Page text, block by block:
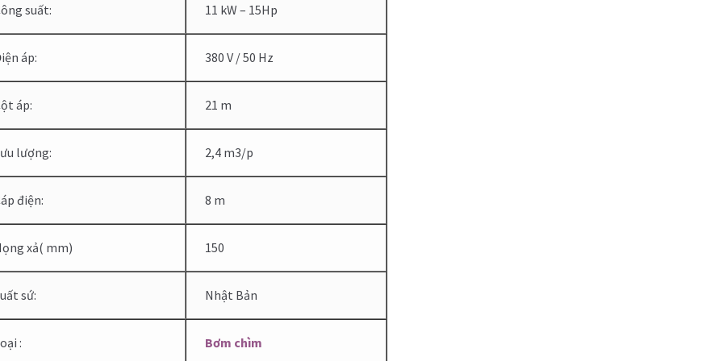
suất: 11 kW – 15Hp
áp: 380 V / 50 Hz
áp: 21 m
lượng: 2,4 m3/p
điện: 8 m
xả( mm) 150
sứ: Nhật Bản
: Bơm chìm